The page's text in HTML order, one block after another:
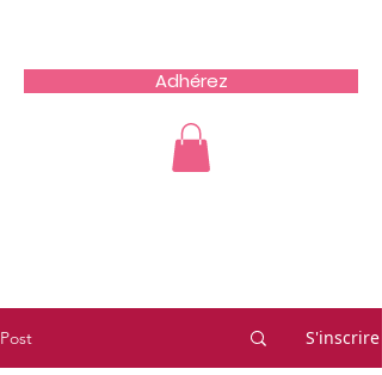
Adhérez
Post S'inscrire